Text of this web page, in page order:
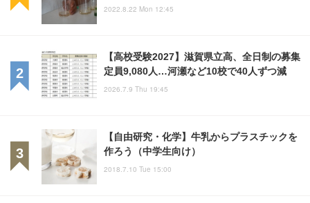
2022.8.22 Mon 12:45
【高校受験2027】滋賀県立高、全日制の募集
定員9,080人…河瀬など10校で40人ずつ減
2026.7.9 Thu 19:45
【自由研究・化学】牛乳からプラスチックを
作ろう（中学生向け）
2018.7.10 Tue 15:00